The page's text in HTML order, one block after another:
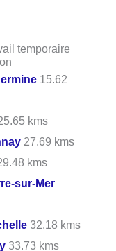
temporaire
15.62
kms
27.69 kms
kms
sur-Mer
32.18 kms
33.73 kms